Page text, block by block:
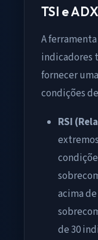
TSI e ADX
A
indicadores
fornecer
condições
RSI
acima
de 30